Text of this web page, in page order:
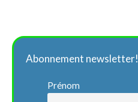
Abonnement newsletter!
Prénom